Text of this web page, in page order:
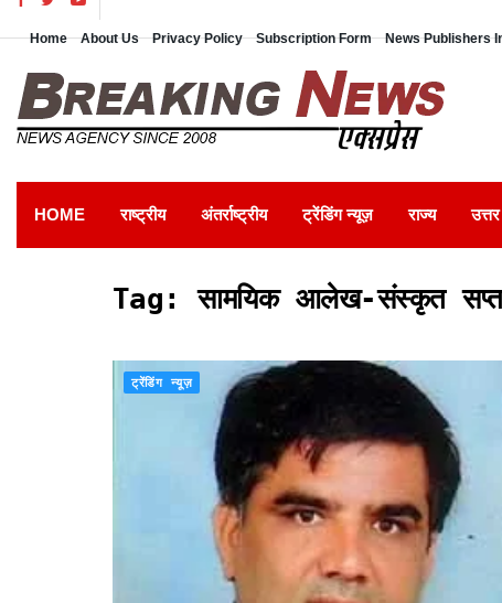
Home About Us Privacy Policy Subscription Form News Publishers
HOME राष्ट्रीय अंतर्राष्ट्रीय ट्रेंडिंग न्यूज़ राज्य
Tag:सामयिक आलेख-संस्कृत
ट्रेंडिंग न्यूज़